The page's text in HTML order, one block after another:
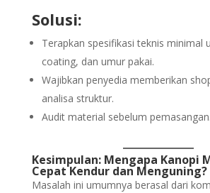
Solusi:
Terapkan spesifikasi teknis minimal
coating, dan umur pakai.
Wajibkan penyedia memberikan
analisa struktur.
Audit material sebelum pemasangan.
Kesimpulan: Mengapa Kanopi
Cepat Kendur dan Menguning?
Masalah ini umumnya berasal dari